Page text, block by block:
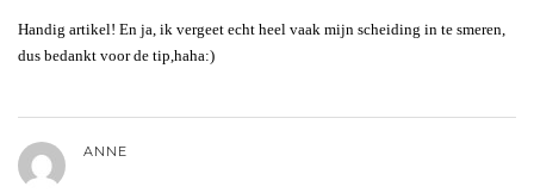
Handig artikel! En ja, ik vergeet echt heel vaak mijn scheiding in te smeren,
dus bedankt voor de tip,haha:)
ANNE